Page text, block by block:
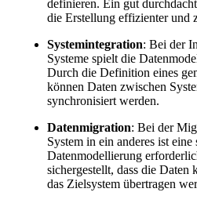
definieren. Ein gut
die Erstellung effizienter und
Systemintegration: Bei der
Systeme spielt die
Durch die Definition eines
können Daten zwischen
synchronisiert werden.
Datenmigration: Bei der
System in ein anderes ist eine
Datenmodellierung
sichergestellt, dass die
das Zielsystem übertragen